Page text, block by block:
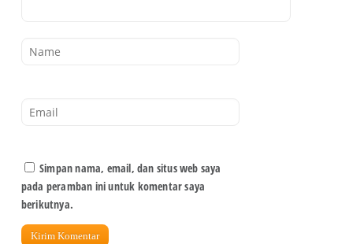
Simpan nama, email, dan situs web saya
pada peramban ini untuk komentar saya
berikutnya.